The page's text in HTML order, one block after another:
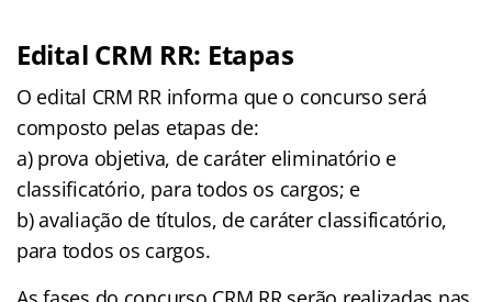
Edital CRM RR: Etapas
O edital CRM RR informa que o concurso será
composto pelas etapas de:
a) prova objetiva, de caráter eliminatório e
classificatório, para todos os cargos; e
b) avaliação de títulos, de caráter classificatório,
para todos os cargos.